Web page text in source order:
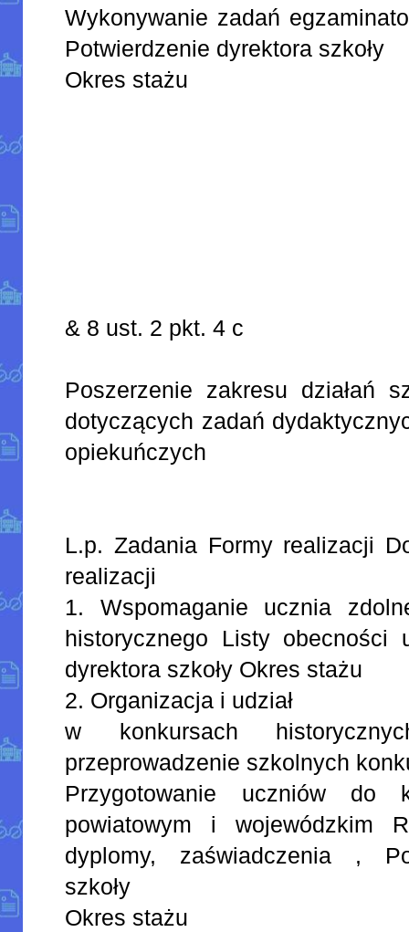
Wykonywanie zadań
Potwierdzenie dyrektora szkoły
Okres stażu
& 8 ust. 2 pkt. 4 c
Poszerzenie zakresu działań
dotyczących zadań
opiekuńczych
L.p. Zadania Formy realizacji
realizacji
1. Wspomaganie ucznia
historycznego Listy obecności
dyrektora szkoły Okres stażu
2. Organizacja i udział
w konkursach
przeprowadzenie szkolnych
Przygotowanie uczniów do
powiatowym i wojewódzkim
dyplomy, zaświadczenia ,
szkoły
Okres stażu